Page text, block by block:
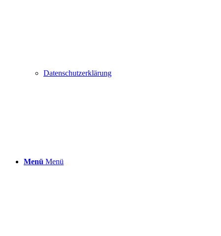
Datenschutzerklärung
Menü Menü